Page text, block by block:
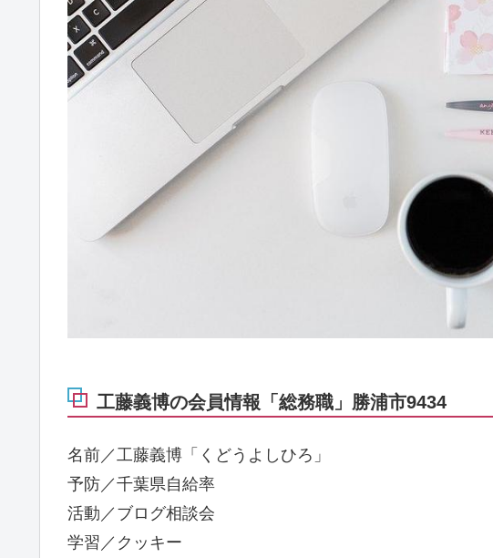
工藤義博の会員情報「総務職」勝浦市9434
名前／工藤義博「くどうよしひろ」
予防／千葉県自給率
活動／ブログ相談会
学習／クッキー